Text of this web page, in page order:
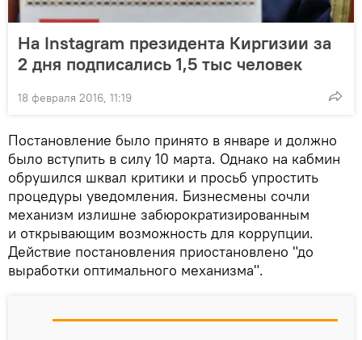
На Instagram президента Киргизии за
2 дня подписались 1,5 тыс человек
18 февраля 2016, 11:19
Постановление было принято в январе и должно
было вступить в силу 10 марта. Однако на кабмин
обрушился шквал критики и просьб упростить
процедуры уведомления. Бизнесмены сочли
механизм излишне забюрократизированным
и открывающим возможность для коррупции.
Действие постановления приостановлено "до
выработки оптимального механизма".